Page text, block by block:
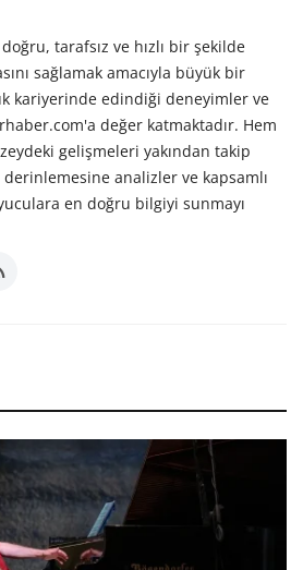
tarafsız ve hızlı bir şekilde
sağlamak amacıyla büyük bir
kariyerinde edindiği deneyimler ve
değer katmaktadır. Hem
gelişmeleri yakından takip
derinlemesine analizler ve kapsamlı
en doğru bilgiyi sunmayı